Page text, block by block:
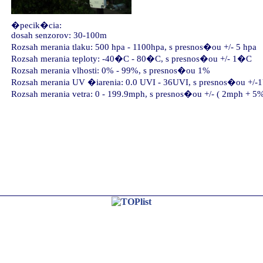
�pecik�cia:
dosah senzorov: 30-100m
Rozsah merania tlaku: 500 hpa - 1100hpa, s presnos�ou +/- 5 hpa
Rozsah merania teploty: -40�C - 80�C, s presnos�ou +/- 1�C
Rozsah merania vlhosti: 0% - 99%, s presnos�ou 1%
Rozsah merania UV �iarenia: 0.0 UVI - 36UVI, s presnos�ou +/-
Rozsah merania vetra: 0 - 199.9mph, s presnos�ou +/- ( 2mph +